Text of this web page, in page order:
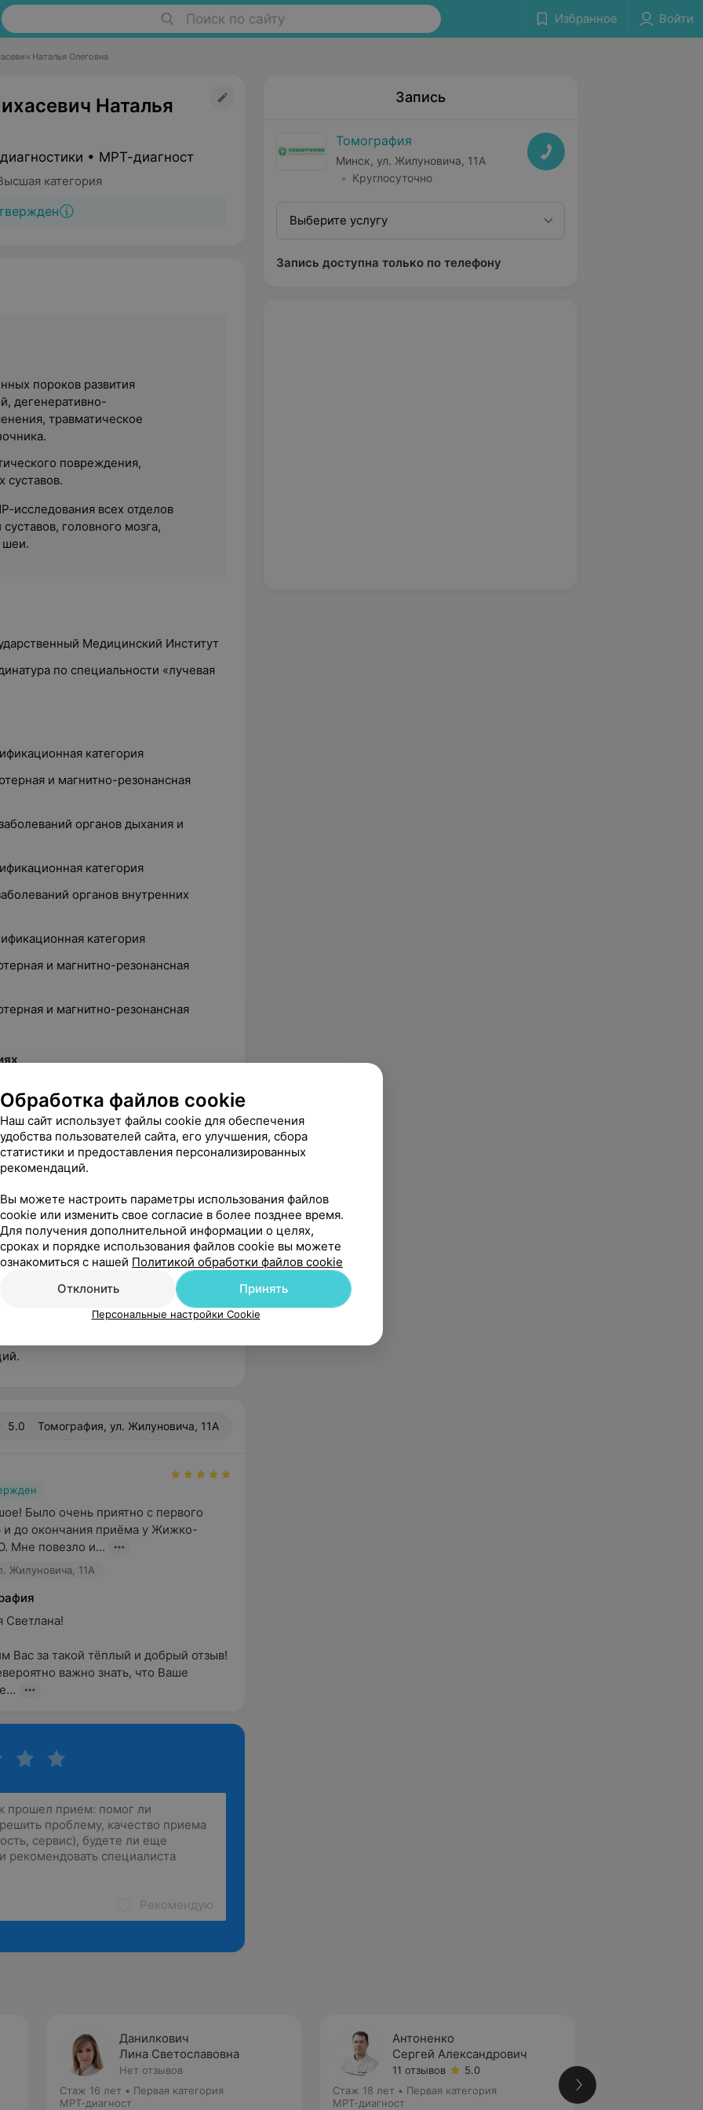
Поиск по сайту Избранное Войти
Наталья Олеговна
Наталья
• МРТ-диагност
категория
пороков развития
дегенеративно-
травматическое
повреждения,
суставов.
всех отделов
головного мозга,
шеи.
Медицинский Институт
по специальности «лучевая
категория
и магнитно-резонансная
органов дыхания и
категория
органов внутренних
категория
и магнитно-резонансная
и магнитно-резонансная
общества радиологов, г. Минск
практическая конференция с
радиология», г. Минск
«Нейровизуализация:
г. Минск
(БОР)
(ESR)
публикаций, участником
5.0 Томография, ул. Жилуновича, 11А
Было очень приятно с первого
и до окончания приёма у Жижко-
Мне повезло и...
Жилуновича, 11А
Светлана!
Вас за такой тёплый и добрый отзыв!
важно знать, что Ваше
Рекомендую
Запись
Томография
Минск, ул. Жилуновича, 11А
Круглосуточно
Выберите услугу
Запись доступна только по телефону
Данилкович
Лина Светославовна
Нет отзывов
Стаж 16 лет • Первая категория
МРТ-диагност
Антоненко
Сергей Александрович
11 отзывов
5.0
Стаж 18 лет • Первая категория
МРТ-диагност
Обработка файлов cookie
Наш сайт использует файлы cookie для обеспечения
удобства пользователей сайта, его улучшения, сбора
статистики и предоставления персонализированных
рекомендаций.
Вы можете настроить параметры использования файлов
cookie или изменить свое согласие в более позднее время.
Для получения дополнительной информации о целях,
сроках и порядке использования файлов cookie вы можете
ознакомиться с нашей Политикой обработки файлов cookie
Отклонить
Принять
Персональные настройки Cookie